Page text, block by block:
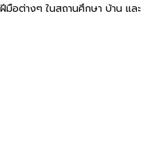
มือต่างๆ ในสถานศึกษา บ้าน และ